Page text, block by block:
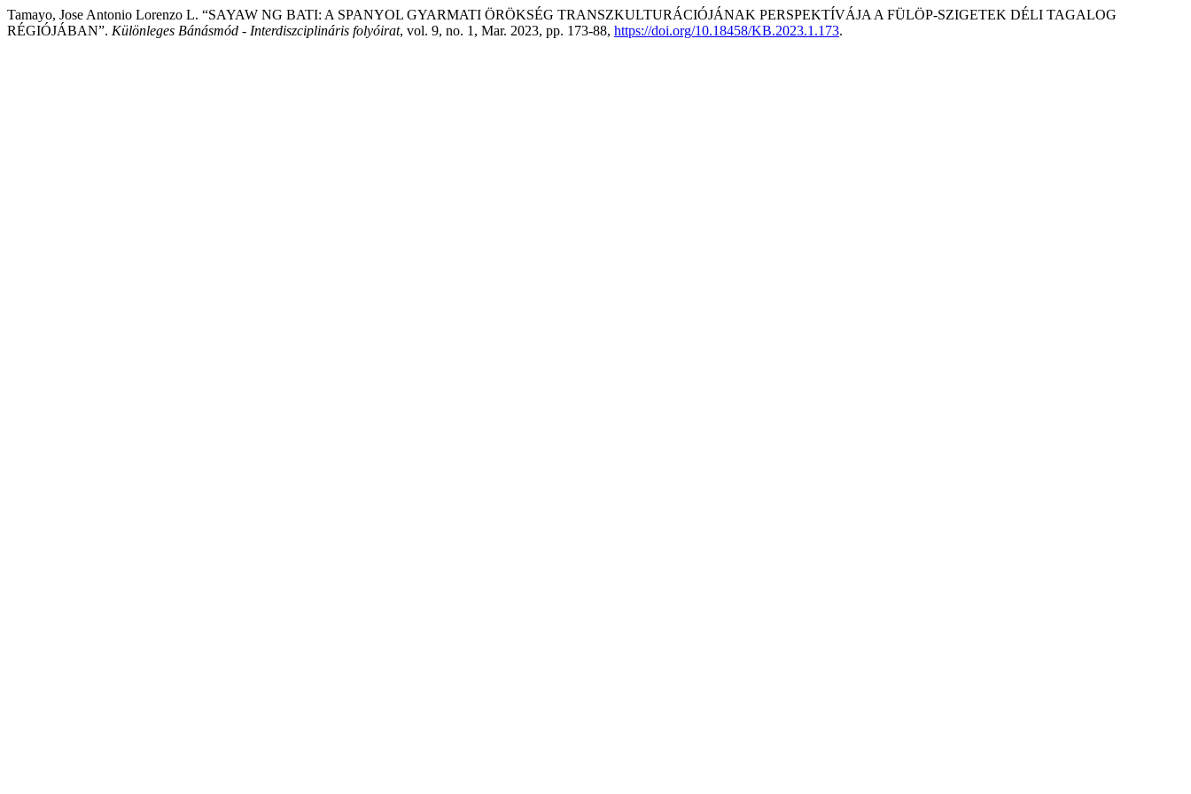
Tamayo, Jose Antonio Lorenzo L. “SAYAW NG BATI: A SPANYOL GYARMATI ÖRÖKSÉG TRANSZKULTURÁCIÓJÁNAK PERSPEKTÍVÁJA A FÜLÖP-SZIGETEK DÉLI TAGALOG
RÉGIÓJÁBAN”. Különleges Bánásmód - Interdiszciplináris folyóirat, vol. 9, no. 1, Mar. 2023, pp. 173-88, https://doi.org/10.18458/KB.2023.1.173.